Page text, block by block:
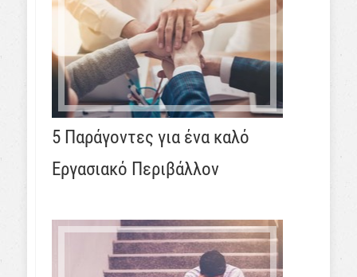
5 Παράγοντες για ένα καλό
Εργασιακό Περιβάλλον